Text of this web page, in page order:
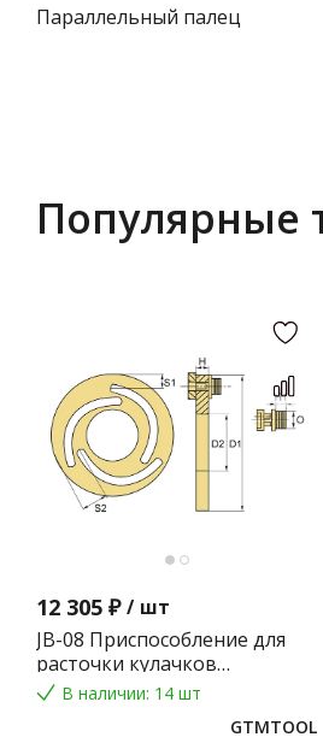
Параллельный палец
Популярные
12 305 ₽ / шт
JB-08 Приспособление для
расточки кулачков
токарного патрона
В наличии: 14 шт
GTMTOOL